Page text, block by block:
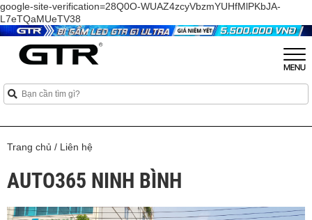
google-site-verification=28Q0O-WUAZ4zcyVbzmYUHfMlPKbJA-
L7eTQaMUeTV38
Trang chủ / Liên hệ
AUTO365 NINH BÌNH